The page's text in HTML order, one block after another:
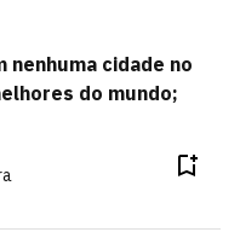
nenhuma cidade no
do mundo;